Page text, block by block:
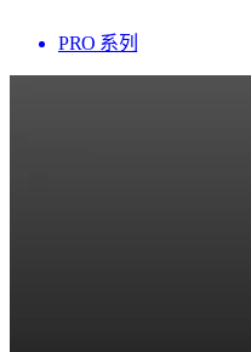
PRO 系列